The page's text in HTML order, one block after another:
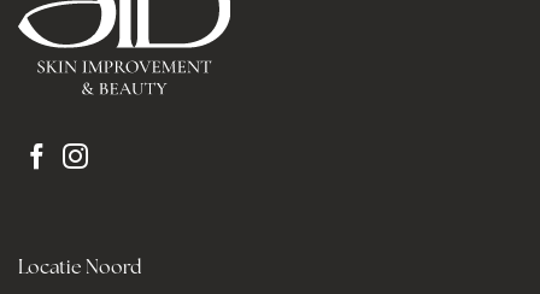
Locatie Noord